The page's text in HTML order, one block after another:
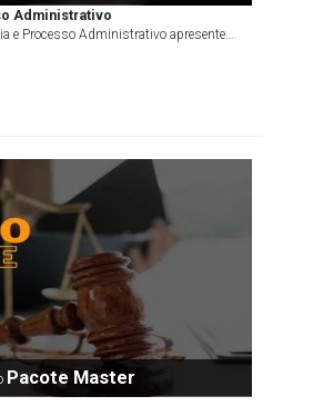
Administrativo
e Processo Administrativo apresente
relacionados a acontecim...
Pacote Master